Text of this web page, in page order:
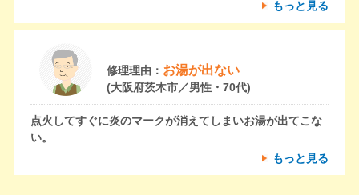
もっと見る
修理理由： お湯が出ない
(大阪府茨木市／男性・70代)
点火してすぐに炎のマークが消えてしまいお湯が出てこな
い。
もっと見る